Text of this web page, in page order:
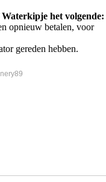
het volgende:
opnieuw betalen, voor
gereden hebben.